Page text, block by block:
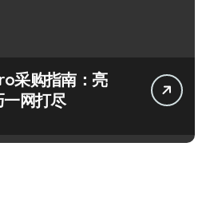
采购指南：亮
一网打尽